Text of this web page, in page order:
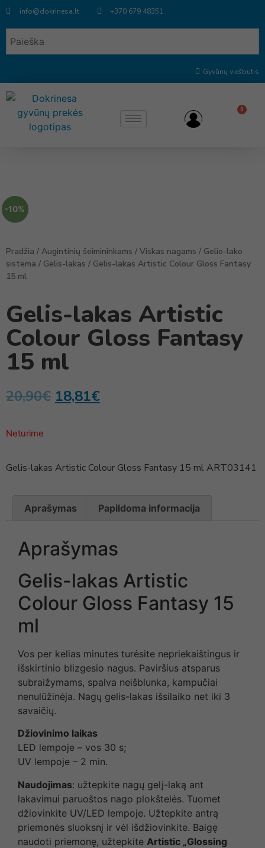
info@dokrinesa.lt +370 679 48351
Gyvūnų viešbutis
0
-10%
Pradžia / Augintinių šeimininkams / Viskas nagams / Gelio-lako
sistema / Gelis-lakas / Gelis-lakas Artistic Colour Gloss Fantasy
15 ml
Gelis-lakas Artistic
Colour Gloss Fantasy
15 ml
20,90€ 18,81€
Neturime
Gelis-lakas Artistic Colour Gloss Fantasy 15 ml ART03141
Aprašymas Papildoma informacija
Aprašymas
Gelis-lakas Artistic
Colour Gloss Fantasy 15
ml
Vos per kelias minutes turėsite nepriekaištingus ir
išskirtinio blizgesio nagus. Paviršius atsparus
subraižymams, spalva neišblunka, kampučiai
nenulūžinėja. Nagų gelis-lakas išsilaiko net iki 3
savaičių.
Džiovinimo laikas
LED lempoje – vos 30 s;
UV lempoje – 2 min.
Naudojimas: užtepkite nagų gelį-laką ant
lakavimui paruoštos nago plokštelės. Tuomet
džiovinkite UV/LED lempoje. Užtepkite antrą
priemonės sluoksnį ir vėl išdžiovinkite. Baigę
naudoti priemonę, užtepkite Artistic „Glossing